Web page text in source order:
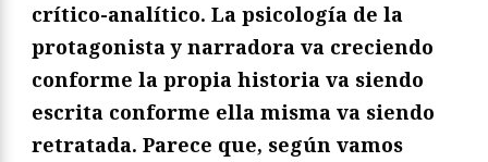
crítico-analítico. La psicología de la
protagonista y narradora va creciendo
conforme la propia historia va siendo
escrita conforme ella misma va siendo
retratada. Parece que, según vamos